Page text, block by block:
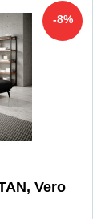
-8%
Vero